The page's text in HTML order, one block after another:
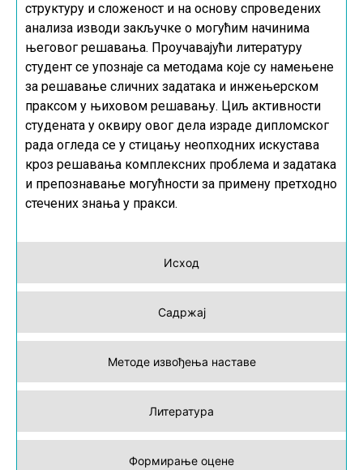
Исход
Садржај
Методе извођења наставе
Литература
Формирање оцене
структуру и сложеност и на основу спроведених
анализа изводи закључке о могућим начинима
његовог решавања. Проучавајући литературу
студент се упознаје са методама које су намењене
за решавање сличних задатака и инжењерском
праксом у њиховом решавању. Циљ активности
студената у оквиру овог дела израде дипломског
рада огледа се у стицању неопходних искустава
кроз решавања комплексних проблема и задатака
и препознавање могућности за примену претходно
стечених знања у пракси.